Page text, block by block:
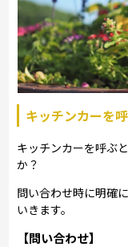
キッチンカーを
キッチンカーを呼ぶ
か？
問い合わせ時に明確
いきます。
【問い合わせ】